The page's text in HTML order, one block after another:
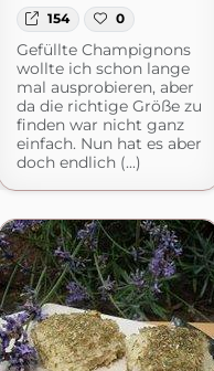
154 0
Gefüllte Champignons
wollte ich schon lange
mal ausprobieren, aber
da die richtige Größe zu
finden war nicht ganz
einfach. Nun hat es aber
doch endlich (...)